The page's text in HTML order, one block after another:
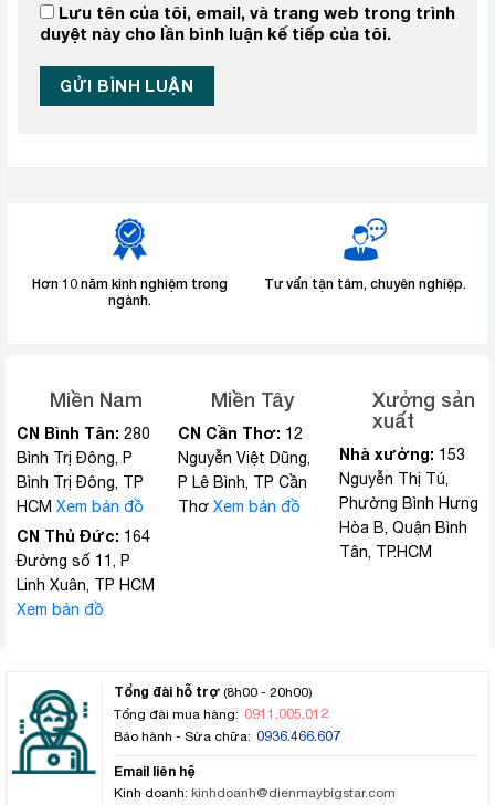
Lưu tên của tôi, email, và trang web trong trình
duyệt này cho lần bình luận kế tiếp của tôi.
Hơn 10 năm kinh nghiệm trong
ngành.
Tư vấn tận tâm, chuyên nghiệp.
Miền Nam
CN Bình Tân: 280
Bình Trị Đông, P
Bình Trị Đông, TP
HCM Xem bản đồ
CN Thủ Đức: 164
Đường số 11, P
Linh Xuân, TP HCM
Xem bản đồ
Miền Tây
CN Cần Thơ: 12
Nguyễn Việt Dũng,
P Lê Bình, TP Cần
Thơ Xem bản đồ
Xưởng sản
xuất
Nhà xưởng: 153
Nguyễn Thị Tú,
Phường Bình Hưng
Hòa B, Quận Bình
Tân, TP.HCM
Tổng đài hỗ trợ (8h00 - 20h00)
Tổng đài mua hàng: 0911.005.012
Bảo hành - Sửa chữa: 0936.466.607
Email liên hệ
Kinh doanh: kinhdoanh@dienmaybigstar.com